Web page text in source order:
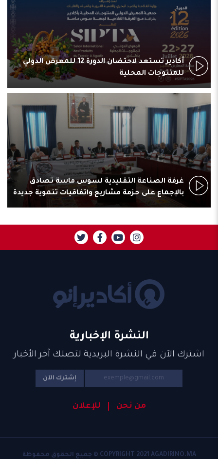
أكادير تستعد لاحتضان الدورة 12 للمعرض الدولي
للمنتوجات المحلية
غرفة الصناعة التقليدية لسوس ماسة تصادق
بالإجماع على حزمة مشاريع واتفاقيات تنموية جديدة
النشرة الإخبارية
اشترك الآن في النشرة البريدية لتصلك آخر الأخبار
إشترك الآن
من نحن للإعلان
COPYRIGHT 2021 AGADIRINO.MA © جميع الحقوق محفوظة